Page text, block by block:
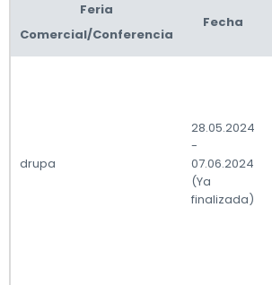
Feria
Comercial/Conferencia
Fecha
drupa
28.05.2024
-
07.06.2024
(Ya
finalizada)